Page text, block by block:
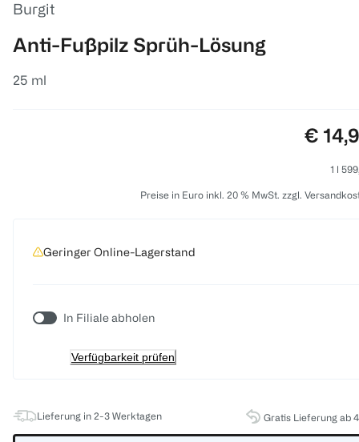
Burgit
Anti-Fußpilz Sprüh-Lösung
25 ml
Preis:
€
1 l
Preise in Euro inkl. 20 % MwSt. zzgl.
Geringer Online-Lagerstand
In Filiale abholen
Verfügbarkeit prüfen
Lieferung in 2-3 Werktagen Gratis Lieferung ab